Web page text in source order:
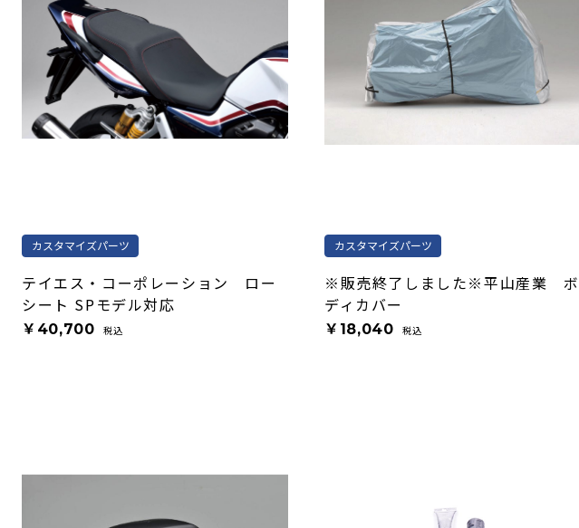
カスタマイズパーツ
テイエス・コーポレーション ロー
シート SPモデル対応
￥40,700 税込
カスタマイズパーツ
※販売終了しました※平山産業 ボ
ディカバー
￥18,040 税込